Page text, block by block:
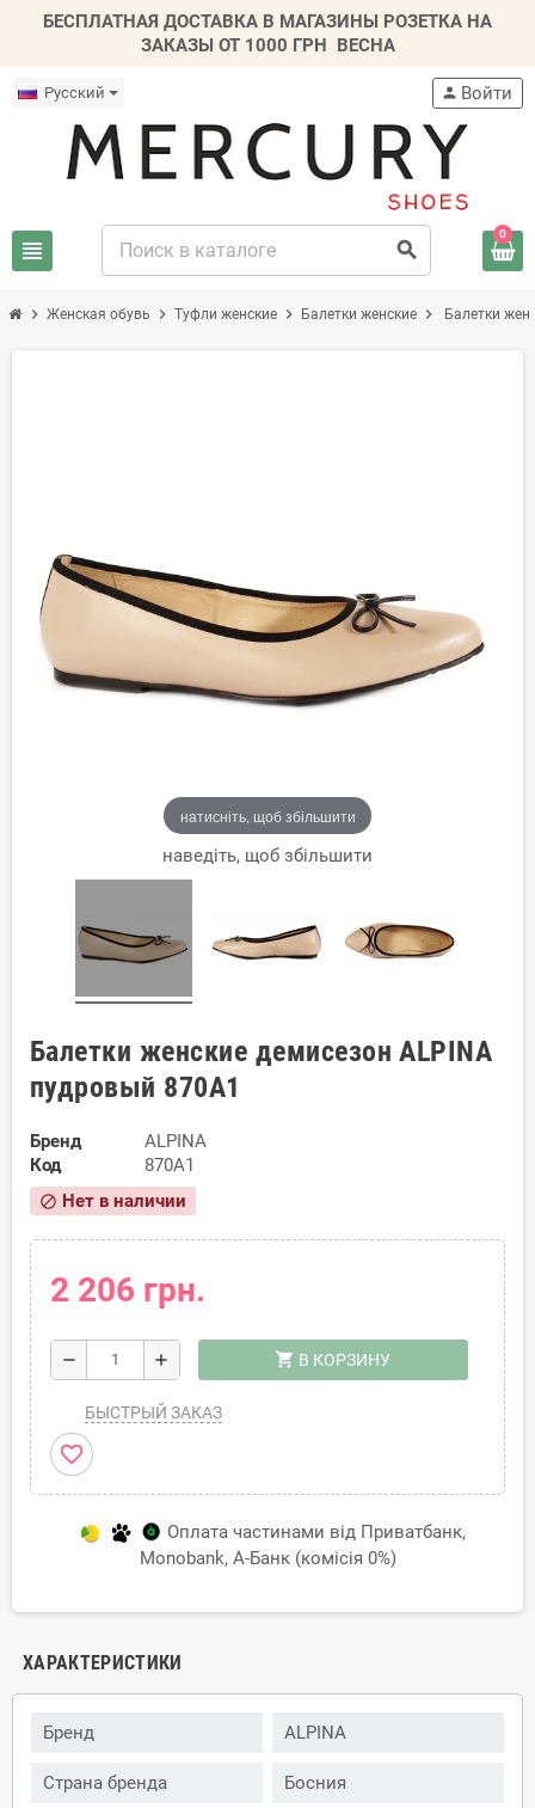
БЕСПЛАТНАЯ ДОСТАВКА В МАГАЗИНЫ РОЗЕТКА НА
ЗАКАЗЫ ОТ 1000 ГРН ВЕСНА
Русский
view_headline search
person Войти
0
chevron_right Женская обувь chevron_right Туфли женские chevron_right Балетки женские chevron_right Балетки
натисніть, щоб збільшити
наведіть, щоб збільшити
Балетки женские демисезон ALPINA
пудровый 870A1
Бренд
ALPINA
Код
870A1
block Нет в наличии
2 206 грн.
remove add shopping_cart В КОРЗИНУ
БЫСТРЫЙ ЗАКАЗ
favorite_border
Оплата частинами від Приватбанк,
Monobank, А-Банк (комісія 0%)
ХАРАКТЕРИСТИКИ
Бренд ALPINA
Страна бренда Босния